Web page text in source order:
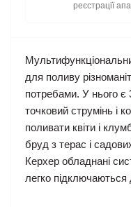
реєстрації
для поливу
потребами. У нього
точковий струмінь і
поливати квіти і
бруд з терас і
Керхер обладнані
легко